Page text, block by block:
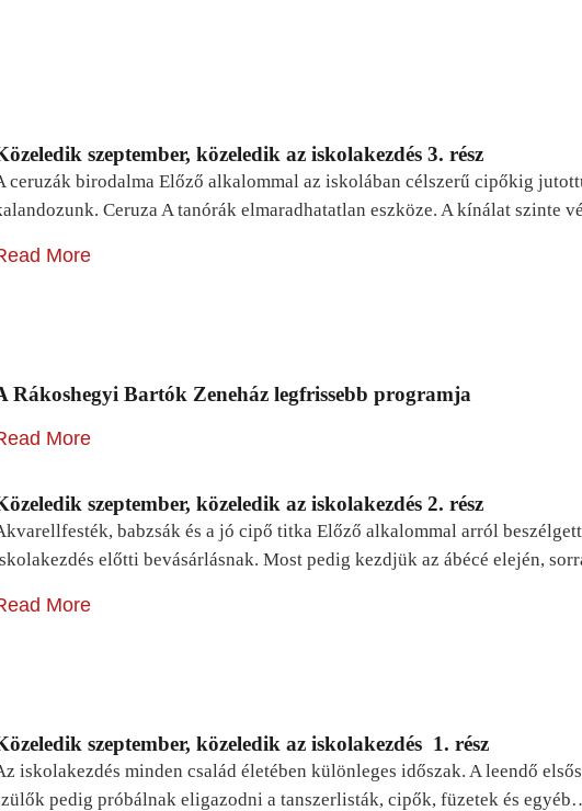
szeptember, közeledik az iskolakezdés 3. rész
ceruzák birodalma Előző alkalommal az iskolában célszerű cipőkig
Ceruza A tanórák elmaradhatatlan eszköze. A kínálat szinte
More
Rákoshegyi Bartók Zeneház legfrissebb programja
More
szeptember, közeledik az iskolakezdés 2. rész
babzsák és a jó cipő titka Előző alkalommal arról
előtti bevásárlásnak. Most pedig kezdjük az ábécé elején,
More
szeptember, közeledik az iskolakezdés 1. rész
iskolakezdés minden család életében különleges időszak. A leendő
pedig próbálnak eligazodni a tanszerlisták, cipők, füzetek és